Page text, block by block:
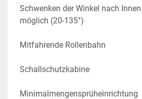
Schwenken der Winkel nach
möglich (20-135°)
Mitfahrende Rollenbahn
Schallschutzkabine
Minimalmengensprüheinrichtung